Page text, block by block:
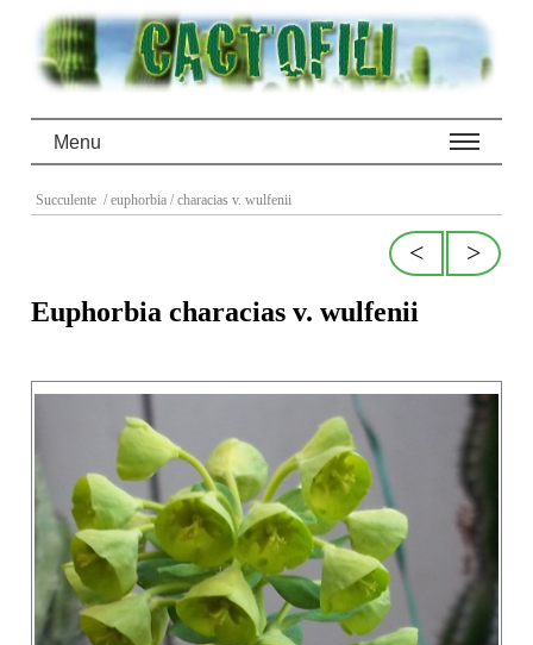
Menu
Succulente / euphorbia / characias v. wulfenii
>
<
Euphorbia characias v. wulfenii